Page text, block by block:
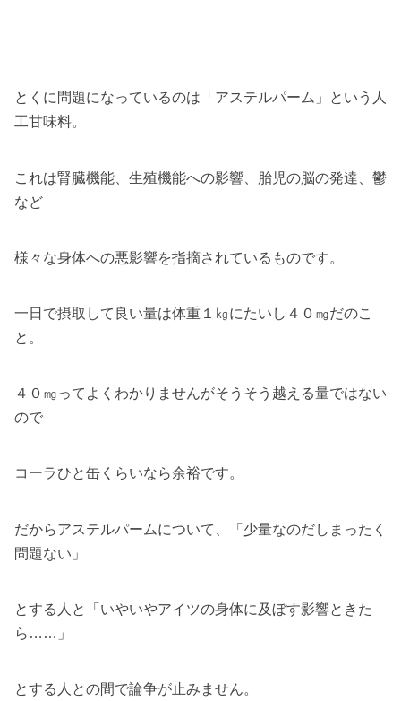
とくに問題になっているのは「アステルパーム」という人
工甘味料。
これは腎臓機能、生殖機能への影響、胎児の脳の発達、鬱
など
様々な身体への悪影響を指摘されているものです。
一日で摂取して良い量は体重１㎏にたいし４０㎎だのこ
と。
４０㎎ってよくわかりませんがそうそう越える量ではない
ので
コーラひと缶くらいなら余裕です。
だからアステルパームについて、「少量なのだしまったく
問題ない」
とする人と「いやいやアイツの身体に及ぼす影響ときた
ら……」
とする人との間で論争が止みません。